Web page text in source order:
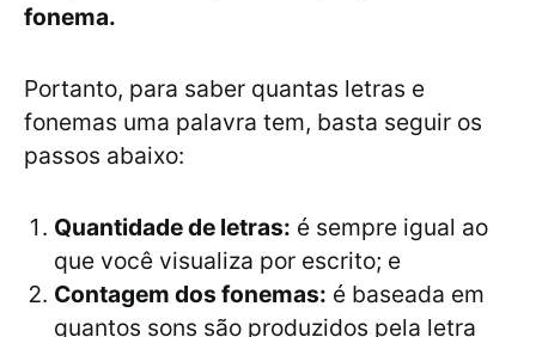
fonema.
Portanto, para saber quantas letras e
fonemas uma palavra tem, basta seguir os
passos abaixo:
Quantidade de letras: é sempre igual ao
que você visualiza por escrito; e
Contagem dos fonemas: é baseada em
quantos sons são produzidos pela letra